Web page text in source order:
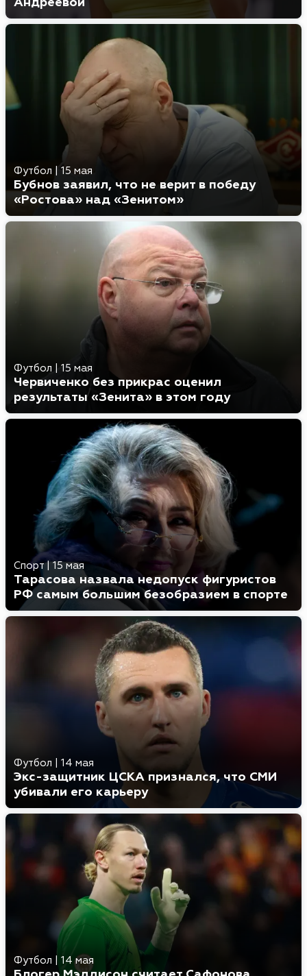
Футбол 15 мая
Бубнов заявил, что не верит в победу
«Ростова» над «Зенитом»
Футбол 15 мая
Червиченко без прикрас оценил
результаты «Зенита» в этом году
Спорт|15 мая
Тарасова назвала недопуск фигуристов
РФ самым большим безобразием в спорте
Футбол 14 мая
Экс-защитник ЦСКА признался, что СМИ
убивали его карьеру
Футбол | 14 мая